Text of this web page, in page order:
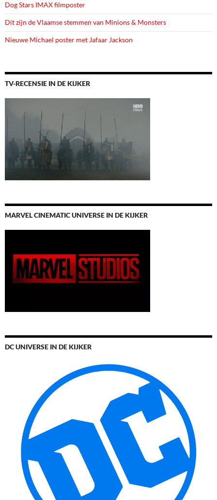
Dog Stars IMAX filmposter
Dit zijn de Vlaamse stemmen van Minions & Monsters
Nieuwe Michael poster met Jafaar Jackson
TV-RECENSIE IN DE KIJKER
MARVEL CINEMATIC UNIVERSE IN DE KIJKER
DC UNIVERSE IN DE KIJKER